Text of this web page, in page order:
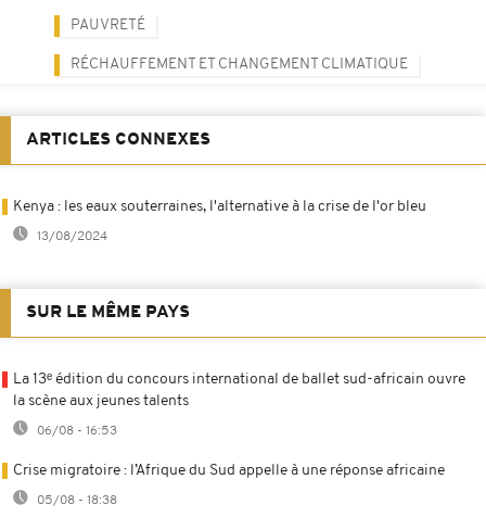
PAUVRETÉ
RÉCHAUFFEMENT ET CHANGEMENT CLIMATIQUE
ARTICLES CONNEXES
Kenya : les eaux souterraines, l'alternative à la crise de l'or bleu
13/08/2024
SUR LE MÊME PAYS
La 13ᵉ édition du concours international de ballet sud-africain ouvre
la scène aux jeunes talents
06/08 - 16:53
Crise migratoire : l’Afrique du Sud appelle à une réponse africaine
05/08 - 18:38